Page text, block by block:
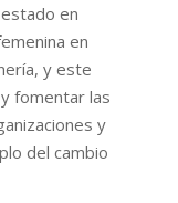
en
en
y este
fomentar las
y
del cambio